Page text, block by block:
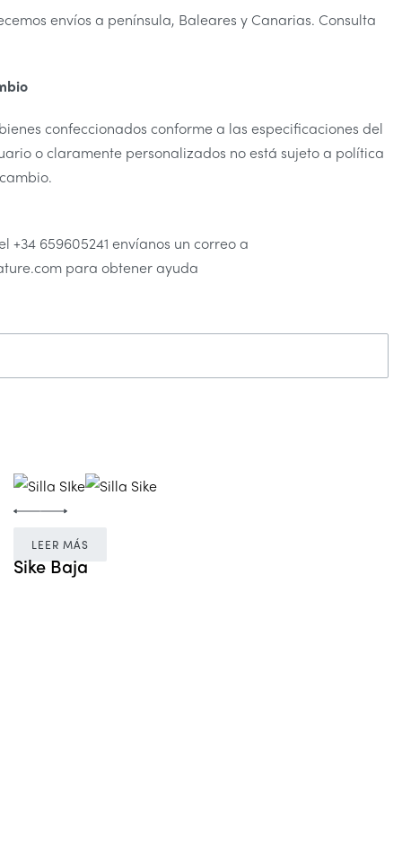
envíos a península, Baleares y Canarias. Consulta
confeccionados conforme a las especificaciones del
o claramente personalizados no está sujeto a política
+34 659605241 envíanos un correo a
para obtener ayuda
LEER MÁS
Sike Baja